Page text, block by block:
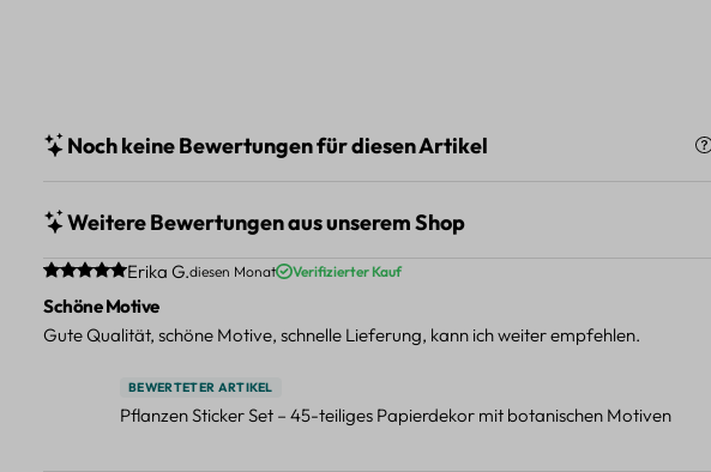
Noch keine Bewertungen für diesen Artikel
Weitere Bewertungen aus unserem Shop
Durchschnittliche Bewertung von 5 von 5 Sternen
Erika G.diesen Monat Verifizierter Kauf
Schöne Motive
Gute Qualität, schöne Motive, schnelle Lieferung, kann ich weiter empfehlen.
BEWERTETER ARTIKEL
Pflanzen Sticker Set – 45-teiliges Papierdekor mit botanischen Motiven